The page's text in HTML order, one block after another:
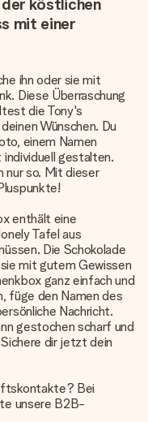
köstlichen
mit einer
ihn oder sie mit
Diese Überraschung
die Tony's
Wünschen. Du
einem Namen
individuell gestalten.
so. Mit dieser
enthält eine
Tafel aus
Die Schokolade
mit gutem Gewissen
ganz einfach und
füge den Namen des
Nachricht.
gestochen scharf und
dir jetzt dein
Bei
unsere B2B-